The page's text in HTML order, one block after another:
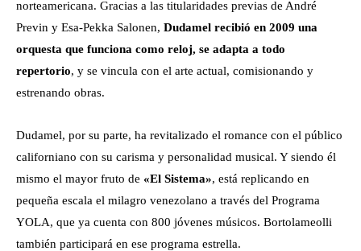
norteamericana. Gracias a las titularidades previas de André
Previn y Esa-Pekka Salonen, Dudamel recibió en 2009 una
orquesta que funciona como reloj, se adapta a todo
repertorio, y se vincula con el arte actual, comisionando y
estrenando obras.
Dudamel, por su parte, ha revitalizado el romance con el público
californiano con su carisma y personalidad musical. Y siendo él
mismo el mayor fruto de «El Sistema», está replicando en
pequeña escala el milagro venezolano a través del Programa
YOLA, que ya cuenta con 800 jóvenes músicos. Bortolameolli
también participará en ese programa estrella.